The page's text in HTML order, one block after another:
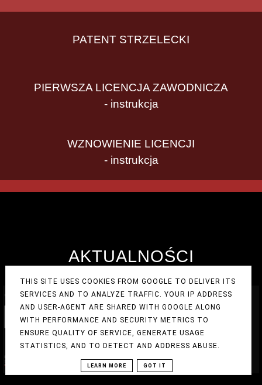
PATENT STRZELECKI
PIERWSZA LICENCJA ZAWODNICZA
- instrukcja
WZNOWIENIE LICENCJI
- instrukcja
AKTUALNOŚCI
Otrzymaliśmy dotację w ramach
Programu KLUB PRO 2026!!!
THIS SITE USES COOKIES FROM GOOGLE TO DELIVER ITS
SERVICES AND TO ANALYZE TRAFFIC. YOUR IP ADDRESS
AND USER-AGENT ARE SHARED WITH GOOGLE ALONG
WITH PERFORMANCE AND SECURITY METRICS TO
ENSURE QUALITY OF SERVICE, GENERATE USAGE
STATISTICS, AND TO DETECT AND ADDRESS ABUSE.
LEARN MORE GOT IT